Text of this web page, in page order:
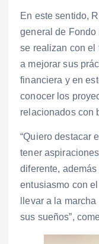
En este sentido,
general de
se realizan con el
a mejorar sus
financiera y en
conocer los
relacionados con
“Quiero destacar
tener
diferente,
entusiasmo con
llevar a la
sus sueños”,